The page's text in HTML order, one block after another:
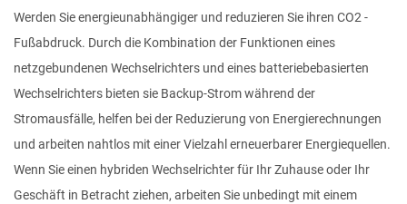
Werden Sie energieunabhängiger und reduzieren Sie ihren CO2 -
Fußabdruck. Durch die Kombination der Funktionen eines
netzgebundenen Wechselrichters und eines batteriebebasierten
Wechselrichters bieten sie Backup-Strom während der
Stromausfälle, helfen bei der Reduzierung von Energierechnungen
und arbeiten nahtlos mit einer Vielzahl erneuerbarer Energiequellen.
Wenn Sie einen hybriden Wechselrichter für Ihr Zuhause oder Ihr
Geschäft in Betracht ziehen, arbeiten Sie unbedingt mit einem